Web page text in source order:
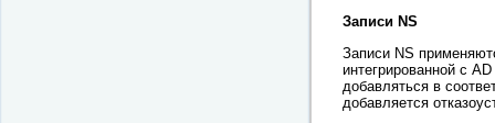
Записи NS
Записи NS
интегрированной с
добавляться в
добавляется